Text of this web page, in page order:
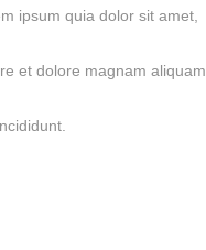
ipsum quia dolor sit amet,
et dolore magnam aliquam